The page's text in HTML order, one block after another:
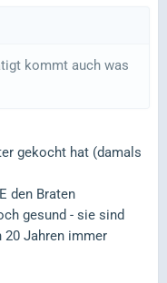
kommt auch was
gekocht hat (damals
den Braten
gesund - sie sind
20 Jahren immer